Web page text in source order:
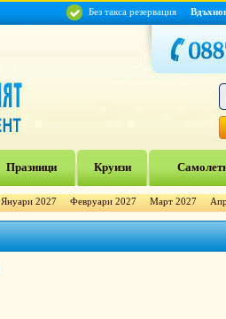
Без такса резервация
Празници Круизи
Януари 2027 Февруари 2027 Март 2027